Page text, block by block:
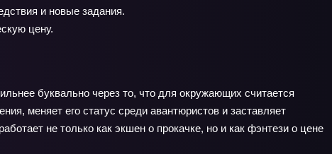
и новые задания.
цену.
буквально через то, что для окружающих считается
меняет его статус среди авантюристов и заставляет
не только как экшен о прокачке, но и как фэнтези о цене